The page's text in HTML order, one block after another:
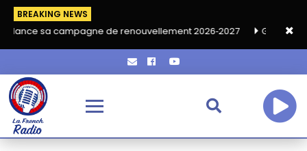
BREAKING NEWS
de renouvellement 2026‑2027 Grand café de rentrée